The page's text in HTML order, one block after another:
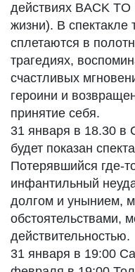
действиях BACK
жизни). В спектакле
сплетаются в
трагедиях,
счастливых
героини и
принятие себя.
31 января в 18.30 в
будет показан
Потерявшийся где-
инфантильный
долгом и унынием,
обстоятельствами,
действительностью.
31 января в 19:00